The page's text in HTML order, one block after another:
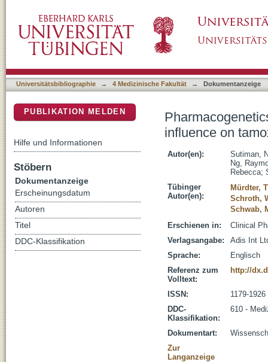
disposition in Asian breast cancer patients
Universitätsbibliographie → 4 Medizinische Fakultät → Dokumentanzeige
influence on
Autor(en):
Sutiman,
Ng,
Rebecca;
Tübinger
Autor(en):
Mürdter,
Schroth,
Schwab,
Erschienen in:
Clinical
Verlagsangabe:
Adis Int
Sprache:
Englisch
Referenz zum
Volltext:
http://
ISSN:
1179-1926
DDC-
Klassifikation:
610 -
Dokumentart:
Zur
Langanzeige
PUBLIKATION MELDEN
Hilfe und Informationen
Stöbern
Dokumentanzeige
Erscheinungsdatum
Autoren
Titel
DDC-Klassifikation